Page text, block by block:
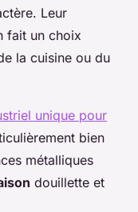
Leur
fait un choix
la cuisine ou du
unique pour
bien
métalliques
douillette et